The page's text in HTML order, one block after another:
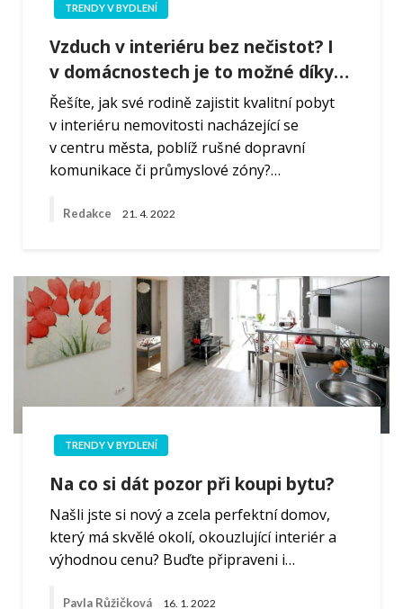
TRENDY V BYDLENÍ
Vzduch v interiéru bez nečistot? I
v domácnostech je to možné díky…
Řešíte, jak své rodině zajistit kvalitní pobyt
v interiéru nemovitosti nacházející se
v centru města, poblíž rušné dopravní
komunikace či průmyslové zóny?…
Redakce 21. 4. 2022
TRENDY V BYDLENÍ
Na co si dát pozor při koupi bytu?
Našli jste si nový a zcela perfektní domov,
který má skvělé okolí, okouzlující interiér a
výhodnou cenu? Buďte připraveni i…
Pavla Růžičková 16. 1. 2022